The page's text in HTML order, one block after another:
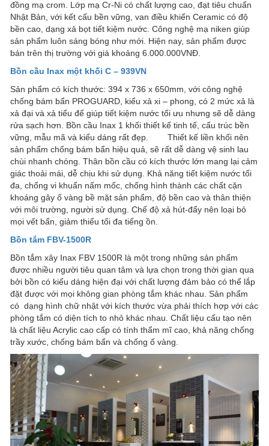
đồng mạ crom. Lớp mạ Cr-Ni có chất lượng cao, đạt tiêu chuẩn
Nhật Bản, với kết cấu bền vững, van điều khiển Ceramic có độ
bền cao, dạng xả bọt tiết kiệm nước. Công nghệ mạ niken giúp
sản phẩm luôn sáng bóng như mới. Hiện nay, sản phẩm được
bán trên thị trường với giá khoảng 6.000.000VNĐ.
Bồn cầu Inax một khối C – 939VN
Sản phẩm có kích thước: 394 x 736 x 650mm, với công nghệ
chống bám bẩn PROGUARD, kiểu xả xi – phong, có 2 mức xả là
xả đại và xả tiểu để giúp tiết kiệm nước tối ưu nhưng sẽ dễ dàng
rửa sạch hơn. Bồn cầu Inax 1 khối thiết kế tinh tế, cấu trúc bền
vững, mẫu mã và kiểu dáng rất đẹp. Thiết kế liền khối nên
sản phẩm chống bám bẩn hiệu quả, sẽ rất dễ dàng vệ sinh lau
chùi nhanh chóng. Thân bồn cầu có kích thước lớn mang lại cảm
giác thoải mái, dễ chịu khi sử dụng. Khả năng tiết kiệm nước tối
đa, chống vi khuẩn nấm mốc, chống hình thành các chất cặn
khoáng gây ố vàng bề mặt sản phẩm, độ bền cao và thân thiện
với môi trường, người sử dụng. Chế độ xả hút-đẩy nên loại bỏ
mọi vết bẩn, giảm thiểu tối đa tiếng ồn.
Bồn tắm FBV-1500R
Bồn tắm xây Inax FBV 1500R là một trong những sản phẩm
được nhiều người tiêu quan tâm và lựa chọn trong thời gian qua
bởi bồn có kiểu dáng hiện đại với chất lượng đảm bảo có thể lắp
đặt được với mọi không gian phòng tắm khác nhau. Sản phẩm
có dạng hình chữ nhật với kích thước vừa phải thích hợp với các
phòng tắm có diện tích to nhỏ khác nhau. Chất liệu cấu tạo nên
là chất liệu Acrylic cao cấp có tính thẩm mĩ cao, khả năng chống
trầy xước, chống bám bẩn và chống ố vàng.